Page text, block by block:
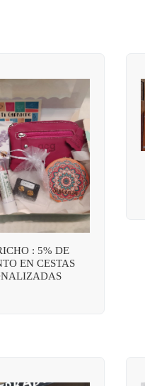
: 5% DE
EN CESTAS